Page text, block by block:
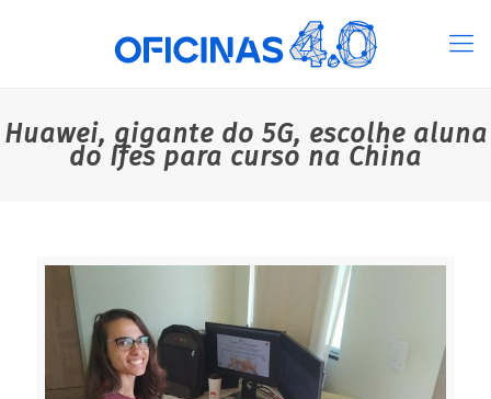
Huawei, gigante do 5G, escolhe aluna
do Ifes para curso na China